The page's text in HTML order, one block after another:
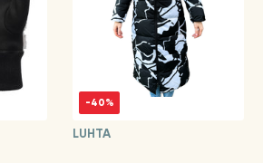
-40%
LUHTA